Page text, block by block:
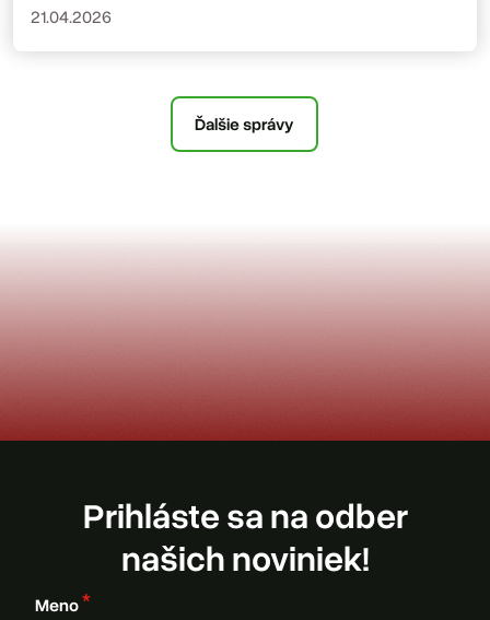
21.04.2026
Ďalšie správy
Prihláste sa na odber
našich noviniek!
Meno